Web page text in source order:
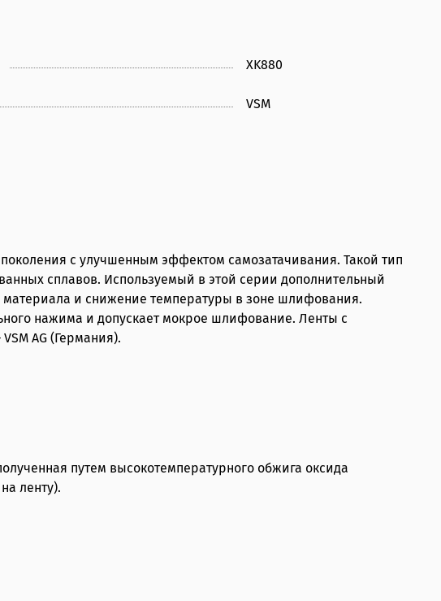
XK880
VSM
с улучшенным эффектом самозатачивания. Такой тип
сплавов. Используемый в этой серии дополнительный
и снижение температуры в зоне шлифования.
нажима и допускает мокрое шлифование. Ленты с
AG (Германия).
путем высокотемпературного обжига оксида
ленту).